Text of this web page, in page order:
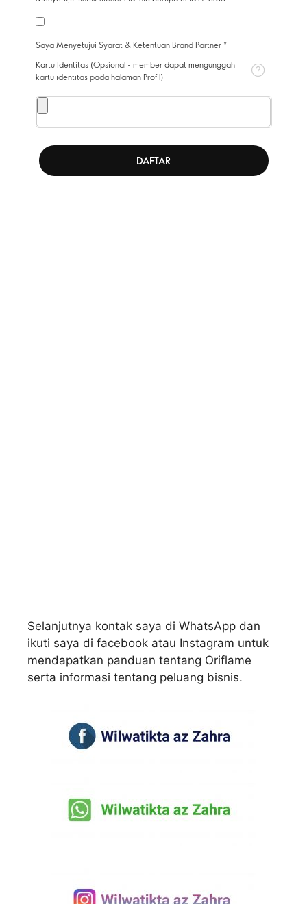
Selanjutnya kontak saya di WhatsApp dan
ikuti saya di facebook atau Instagram untuk
mendapatkan panduan tentang Oriflame
serta informasi tentang peluang bisnis.